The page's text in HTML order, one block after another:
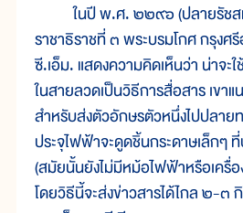
ในปี พ.ศ. ๒๒๙๖ (ปลายรัชส
ราชาธิราชที่ ๓ พระบรมโกศ กรุงศ
ซี.เอ็ม. แสดงความคิดเห็นว่า น่าจะ
ในสายลวดเป็นวิธีการสื่อสาร เขาแ
สำหรับส่งตัวอักษรตัวหนึ่งไปปลายท
ประจุไฟฟ้าจะดูดชิ้นกระดาษเล็กๆ
(สมัยนั้นยังไม่มีหม้อไฟฟ้าหรือเครื่อ
โดยวิธีนี้จะส่งข่าวสารได้ไกล ๒-๓